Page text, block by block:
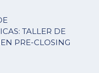
TALLER DE
PRE-CLOSING